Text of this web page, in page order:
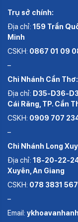
Trụ sở chính:
Địa chỉ: 159 Trần
Minh
CSKH: 0867 01 09
–
Chi Nhánh Cần Thơ:
Địa chỉ: D35-D36-
Cái Răng, TP. Cần
CSKH: 0909 707
–
Chi Nhánh Long
Địa chỉ: 18-20-22-
Xuyên, An Giang
CSKH: 078 3831 567
–
Email: